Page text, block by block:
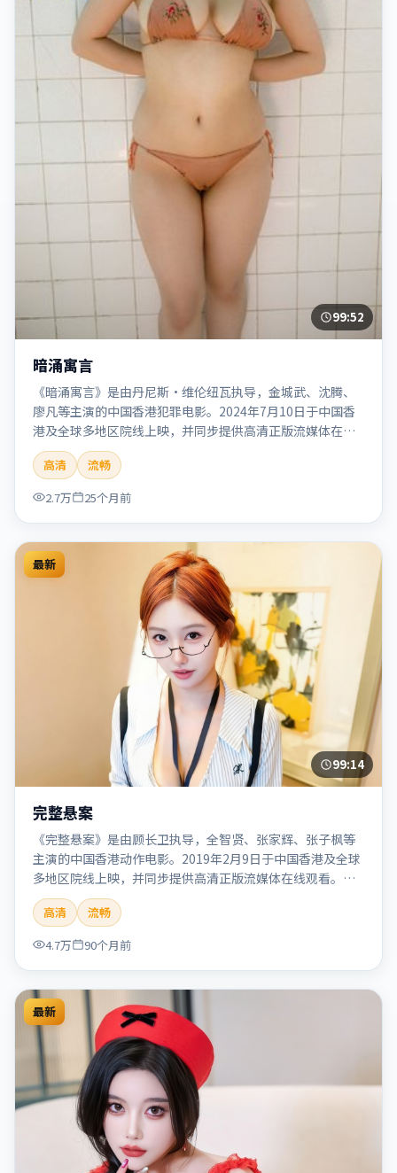
99:52
暗涌寓言
《暗涌寓言》是由丹尼斯·维伦纽瓦执导，金城武、沈腾、
廖凡等主演的中国香港犯罪电影。2024年7月10日于中国香
港及全球多地区院线上映，并同步提供高清正版流媒体在线
观看。剧情与看点：聚焦案件与人性灰色地带，张力十足，
兼具社会观察与戏剧冲突。本片适合检索「暗涌寓言」「丹
尼斯·维伦纽瓦」「犯罪」「中国香港」「2024」「2024-
07-10上映」等关键词的影迷阅读简介与主创信息。
高清
流畅
2.7万
25个月前
最新
99:14
完整悬案
《完整悬案》是由顾长卫执导，全智贤、张家辉、张子枫等
主演的中国香港动作电影。2019年2月9日于中国香港及全球
多地区院线上映，并同步提供高清正版流媒体在线观看。剧
情与看点：动作场面密集，节奏明快，适合喜欢热血追缉与
爆破场面的观众。本片适合检索「完整悬案」「顾长卫」
「动作」「中国香港」「2019」「2019-02-09上映」等关键
词的影迷阅读简介与主创信息。
高清
流畅
4.7万
90个月前
最新